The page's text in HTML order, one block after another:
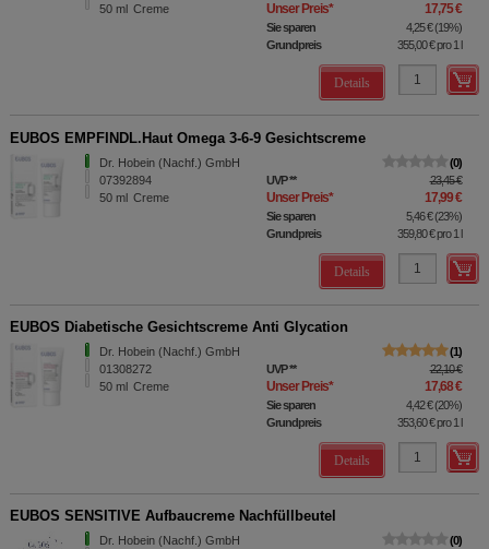
50 ml Creme Unser Preis* 17,75 €
Sie sparen 4,25 €(19%)
Grundpreis
355,00 €pro 1 l
Details
EUBOS EMPFINDL.Haut Omega 3-6-9 Gesichtscreme
Dr. Hobein (Nachf.) GmbH
07392894
50 ml Creme
0
UVP** 23,45 €
Unser Preis* 17,99 €
Sie sparen 5,46 €(23%)
Grundpreis
359,80 €pro 1 l
Details
EUBOS Diabetische Gesichtscreme Anti Glycation
Dr. Hobein (Nachf.) GmbH
01308272
50 ml Creme
1
UVP** 22,10 €
Unser Preis* 17,68 €
Sie sparen 4,42 €(20%)
Grundpreis
353,60 €pro 1 l
Details
EUBOS SENSITIVE Aufbaucreme Nachfüllbeutel
Dr. Hobein (Nachf.) GmbH
0